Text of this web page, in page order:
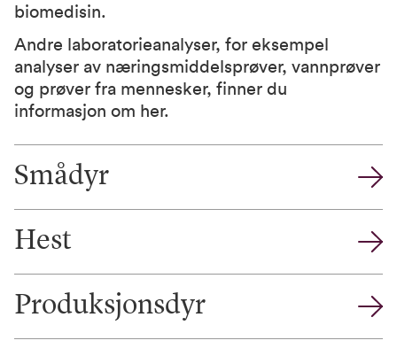
biomedisin.
Andre laboratorieanalyser, for eksempel
analyser av næringsmiddelsprøver, vannprøver
og prøver fra mennesker, finner du
informasjon om her.
Smådyr
Hest
Produksjonsdyr